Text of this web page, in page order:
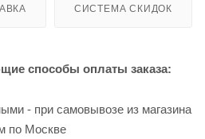
СИСТЕМА СКИДОК
способы оплаты заказа:
- при самовывозе из магазина
по Москве